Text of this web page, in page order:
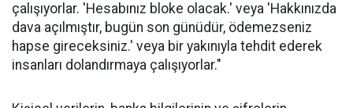
çalışıyorlar. 'Hesabınız bloke olacak.' veya 'Hakkınızda
dava açılmıştır, bugün son günüdür, ödemezseniz
hapse gireceksiniz.' veya bir yakınıyla tehdit ederek
insanları dolandırmaya çalışıyorlar."